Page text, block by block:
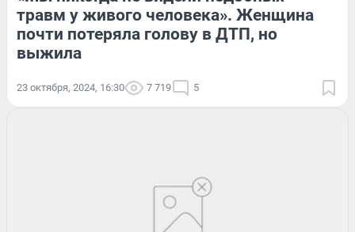
травм у живого человека». Женщина
почти потеряла голову в ДТП, но
выжила
23 октября, 2024, 16:30 7 719 5